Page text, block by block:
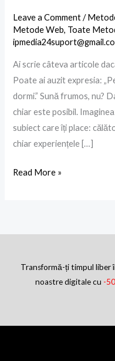
Leave a Comment /
Metode Web, Toate
Ai scrie câteva articole
Poate ai auzit expresia:
dormi.” Sună frumos, nu?
chiar este posibil.
subiect care îți place:
chiar experiențele […]
Medium
scriind
începători
Read More »
Transformă-ți timpul liber
noastre digitale cu -